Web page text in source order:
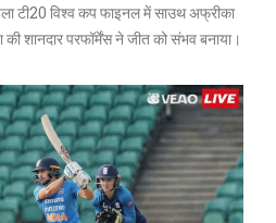
टी20 विश्व कप फाइनल में साउथ अफ्रीका
की शानदार परफॉर्मेंस ने जीत को संभव बनाया।